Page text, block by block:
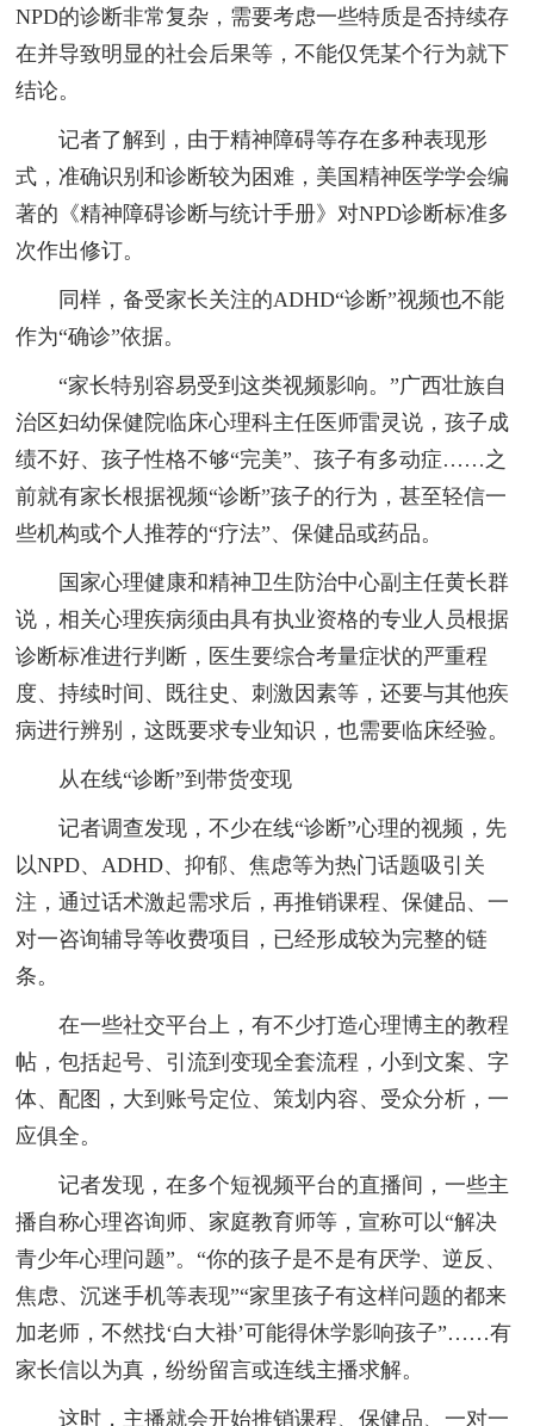
NPD的诊断非常复杂，需要考虑一些特质是否持续存
在并导致明显的社会后果等，不能仅凭某个行为就下
结论。
记者了解到，由于精神障碍等存在多种表现形
式，准确识别和诊断较为困难，美国精神医学学会编
著的《精神障碍诊断与统计手册》对NPD诊断标准多
次作出修订。
同样，备受家长关注的ADHD“诊断”视频也不能
作为“确诊”依据。
“家长特别容易受到这类视频影响。”广西壮族自
治区妇幼保健院临床心理科主任医师雷灵说，孩子成
绩不好、孩子性格不够“完美”、孩子有多动症……之
前就有家长根据视频“诊断”孩子的行为，甚至轻信一
些机构或个人推荐的“疗法”、保健品或药品。
国家心理健康和精神卫生防治中心副主任黄长群
说，相关心理疾病须由具有执业资格的专业人员根据
诊断标准进行判断，医生要综合考量症状的严重程
度、持续时间、既往史、刺激因素等，还要与其他疾
病进行辨别，这既要求专业知识，也需要临床经验。
从在线“诊断”到带货变现
记者调查发现，不少在线“诊断”心理的视频，先
以NPD、ADHD、抑郁、焦虑等为热门话题吸引关
注，通过话术激起需求后，再推销课程、保健品、一
对一咨询辅导等收费项目，已经形成较为完整的链
条。
在一些社交平台上，有不少打造心理博主的教程
帖，包括起号、引流到变现全套流程，小到文案、字
体、配图，大到账号定位、策划内容、受众分析，一
应俱全。
记者发现，在多个短视频平台的直播间，一些主
播自称心理咨询师、家庭教育师等，宣称可以“解决
青少年心理问题”。“你的孩子是不是有厌学、逆反、
焦虑、沉迷手机等表现”“家里孩子有这样问题的都来
加老师，不然找‘白大褂’可能得休学影响孩子”……有
家长信以为真，纷纷留言或连线主播求解。
这时，主播就会开始推销课程、保健品、一对一